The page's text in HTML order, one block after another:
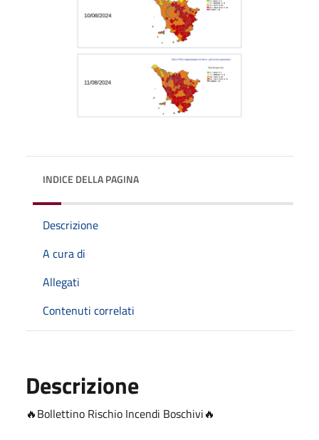
INDICE DELLA PAGINA
Descrizione
A cura di
Allegati
Contenuti correlati
Descrizione
🔥Bollettino Rischio Incendi Boschivi🔥